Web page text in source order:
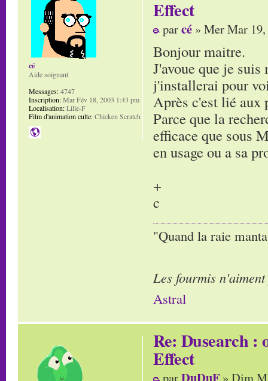
Effect
parcé » Mer Mar
Bonjour maitre.
J'avoue que je
j'installerai pour
Après c'est lié aux
Parce que la
efficace que sous
en usage ou a sa
+
c
"Quand la raie
Les fourmis
Astral
cé
Aide soignant
Messages:4747
Inscription:Mar Fév 18, 2003 1:43 pm
Localisation:Lille-F
Film d'animation culte:Chicken Scratch
Re: Dusearch :
Effect
par » Dim